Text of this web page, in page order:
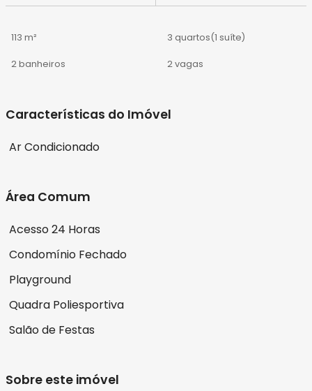
113 m² 3 quartos(1 suíte)
2 banheiros 2 vagas
Características do Imóvel
Ar Condicionado
Área Comum
Acesso 24 Horas
Condomínio Fechado
Playground
Quadra Poliesportiva
Salão de Festas
Sobre este imóvel